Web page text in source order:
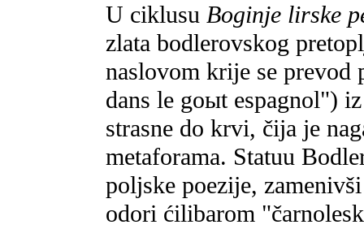
U ciklusu Boginje lirske
zlata bodlerovskog
naslovom krije se prevod
dans le goыt espagnol")
strasne do krvi, čija je
metaforama. Statuu
poljske poezije,
odori ćilibarom